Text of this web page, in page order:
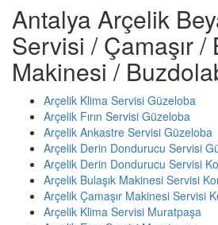
Antalya Arçelik
Servisi / Çamaşır /
Makinesi /
Arçelik Klima Servisi Güzeloba
Arçelik Fırın Servisi Güzeloba
Arçelik Ankastre Servisi Güzeloba
Arçelik Derin Dondurucu Servisi
Arçelik Derin Dondurucu Servisi
Arçelik Bulaşık Makinesi Servisi
Arçelik Çamaşır Makinesi Servisi
Arçelik Klima Servisi Muratpaşa